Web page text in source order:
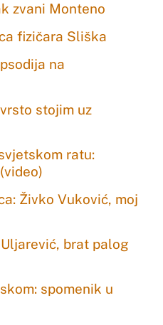
zvani Monteno
fizičara Sliška
na
stojim uz
ratu:
Živko Vuković, moj
brat palog
spomenik u